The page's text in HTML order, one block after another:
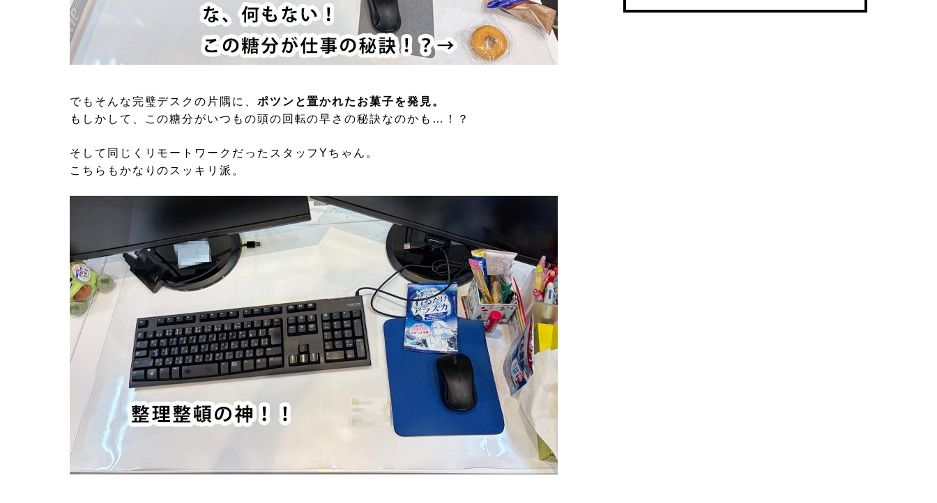
でもそんな完璧デスクの片隅に、 ポツンと置かれたお菓子を発見。
もしかして、この糖分がいつもの頭の回転の早さの秘訣なのかも…！？
そして同じくリモートワークだったスタッフYちゃん。
こちらもかなりのスッキリ派。